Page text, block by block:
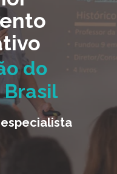
do
Brasil